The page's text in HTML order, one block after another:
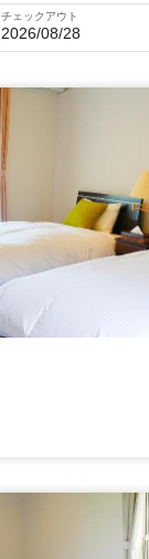
チェックアウト
2026/08/28